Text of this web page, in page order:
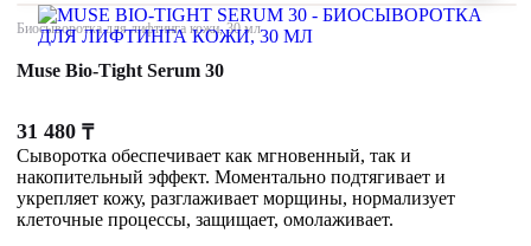
Биосыворотка для лифтинга кожи, 30 мл
Muse Bio-Tight Serum 30
31 480 ₸
Сыворотка обеспечивает как мгновенный, так и
накопительный эффект. Моментально подтягивает и
укрепляет кожу, разглаживает морщины, нормализует
клеточные процессы, защищает, омолаживает.